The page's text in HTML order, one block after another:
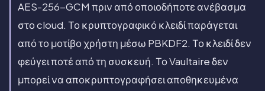
AES-256-GCM πριν από οποιοδήποτε ανέβασμα
στο cloud. Το κρυπτογραφικό κλειδί παράγεται
από το μοτίβο χρήστη μέσω PBKDF2. Το κλειδί δεν
φεύγει ποτέ από τη συσκευή. Το Vaultaire δεν
μπορεί να αποκρυπτογραφήσει αποθηκευμένα